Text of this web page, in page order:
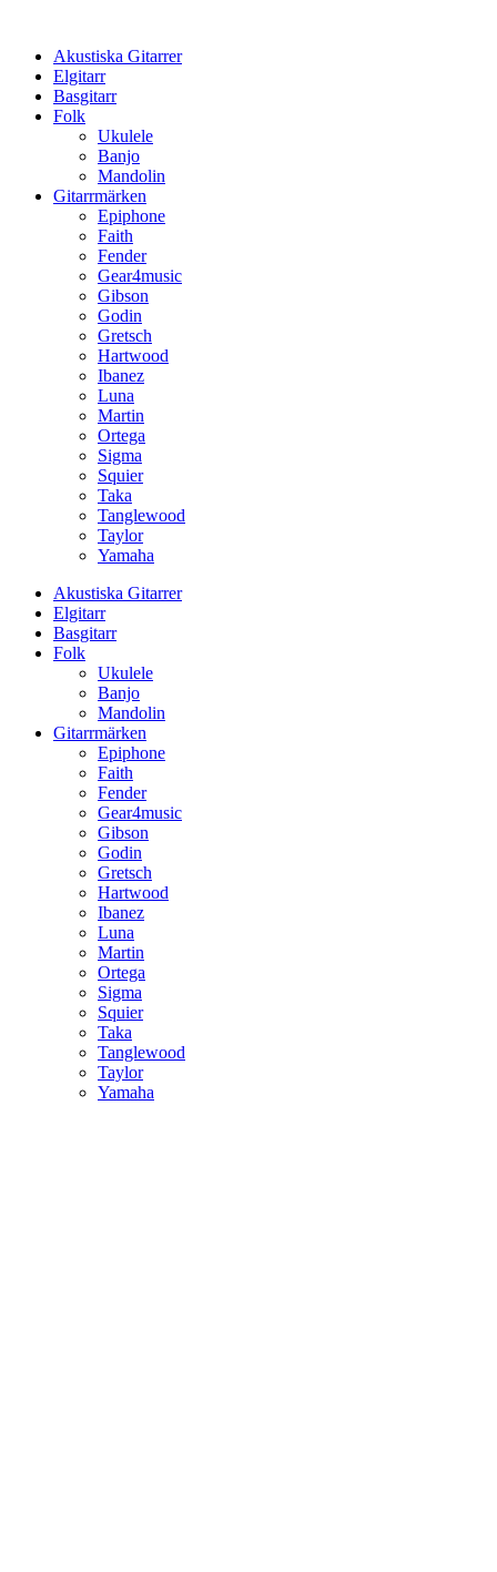
innehållAkustiska Gitarrer
Elgitarr
Basgitarr
Folk
Ukulele
Banjo
Mandolin
Gitarrmärken
Epiphone
Faith
Fender
Gear4music
Gibson
Godin
Gretsch
Hartwood
Ibanez
Luna
Martin
Ortega
Sigma
Squier
Taka
Tanglewood
Taylor
Yamaha
Akustiska Gitarrer
Elgitarr
Basgitarr
Folk
Ukulele
Banjo
Mandolin
Gitarrmärken
Epiphone
Faith
Fender
Gear4music
Gibson
Godin
Gretsch
Hartwood
Ibanez
Luna
Martin
Ortega
Sigma
Squier
Taka
Tanglewood
Taylor
Yamaha